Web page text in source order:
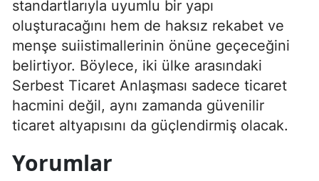
standartlarıyla uyumlu bir yapı
oluşturacağını hem de haksız rekabet ve
menşe suiistimallerinin önüne geçeceğini
belirtiyor. Böylece, iki ülke arasındaki
Serbest Ticaret Anlaşması sadece ticaret
hacmini değil, aynı zamanda güvenilir
ticaret altyapısını da güçlendirmiş olacak.
Yorumlar